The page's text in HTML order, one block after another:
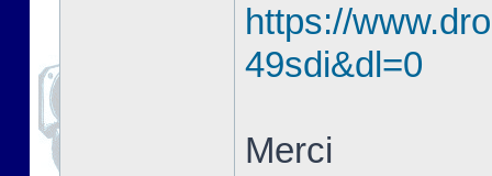
https://
49sdi&dl=0
Merci